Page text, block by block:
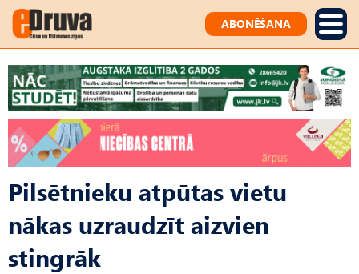
ABONĒŠANA
Pilsētnieku atpūtas vietu
nākas uzraudzīt aizvien
stingrāk